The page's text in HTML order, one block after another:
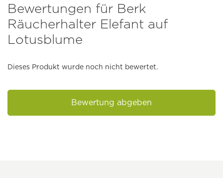
Bewertungen für Berk
Räucherhalter Elefant auf
Lotusblume
Dieses Produkt wurde noch nicht bewertet.
Bewertung abgeben